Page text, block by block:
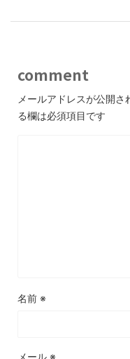
comment
メールアドレスが公開さ
る欄は必須項目です
名前 ※